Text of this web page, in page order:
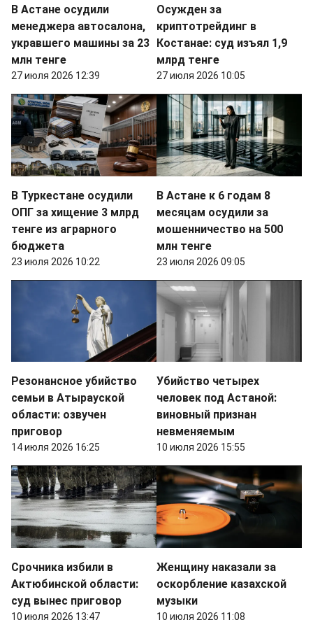
В Астане осудили
менеджера автосалона,
укравшего машины за 23
млн тенге
27 июля 2026 12:39
Осужден за
криптотрейдинг в
Костанае: суд изъял 1,9
млрд тенге
27 июля 2026 10:05
В Туркестане осудили
ОПГ за хищение 3 млрд
тенге из аграрного
бюджета
23 июля 2026 10:22
В Астане к 6 годам 8
месяцам осудили за
мошенничество на 500
млн тенге
23 июля 2026 09:05
Резонансное убийство
семьи в Атырауской
области: озвучен
приговор
14 июля 2026 16:25
Убийство четырех
человек под Астаной:
виновный признан
невменяемым
10 июля 2026 15:55
Срочника избили в
Актюбинской области:
суд вынес приговор
10 июля 2026 13:47
Женщину наказали за
оскорбление казахской
музыки
10 июля 2026 11:08